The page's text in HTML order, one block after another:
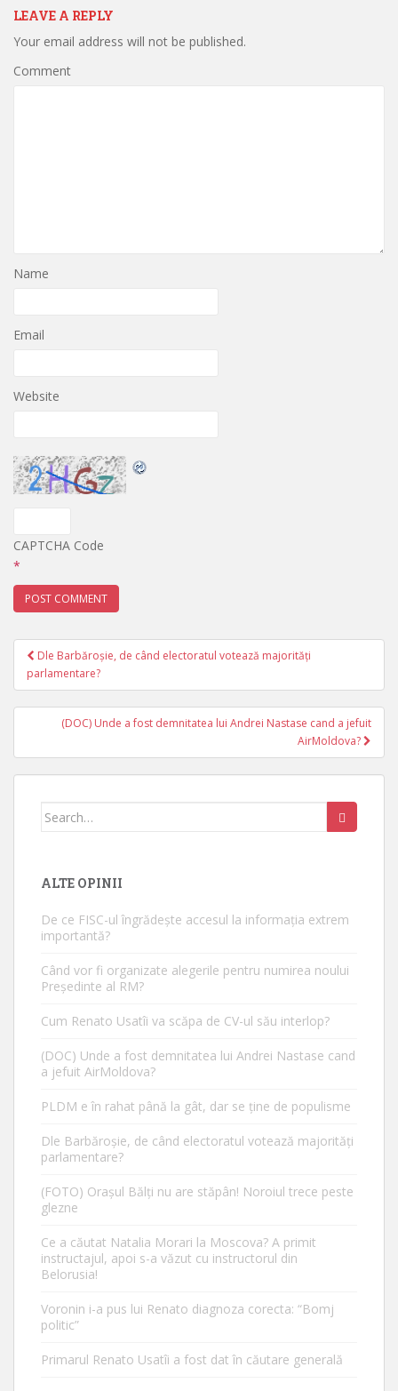
LEAVE A REPLY
Your email address will not be published.
Comment
Name
Email
Website
CAPTCHA Code
*
Post navigation
Dle Barbăroșie, de când electoratul votează majorități
parlamentare?
(DOC) Unde a fost demnitatea lui Andrei Nastase cand a jefuit
AirMoldova?
Search for:
ALTE OPINII
De ce FISC-ul îngrădește accesul la informația extrem
importantă?
Când vor fi organizate alegerile pentru numirea noului
Președinte al RM?
Cum Renato Usatîi va scăpa de CV-ul său interlop?
(DOC) Unde a fost demnitatea lui Andrei Nastase cand
a jefuit AirMoldova?
PLDM e în rahat până la gât, dar se ține de populisme
Dle Barbăroșie, de când electoratul votează majorități
parlamentare?
(FOTO) Orașul Bălți nu are stăpân! Noroiul trece peste
glezne
Ce a căutat Natalia Morari la Moscova? A primit
instructajul, apoi s-a văzut cu instructorul din
Belorusia!
Voronin i-a pus lui Renato diagnoza corecta: “Bomj
politic”
Primarul Renato Usatîi a fost dat în căutare generală